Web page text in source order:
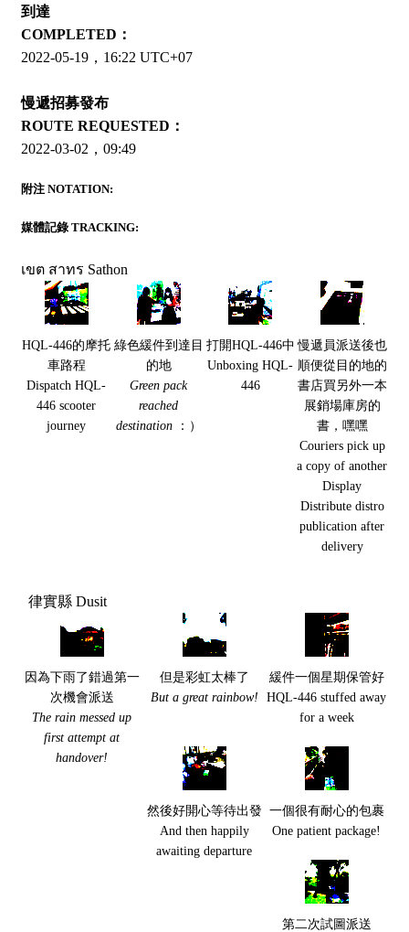
到達
COMPLETED：
2022-05-19，16:22 UTC+07
慢遞招募發布
ROUTE REQUESTED：
2022-03-02，09:49
附注 NOTATION:
媒體記錄 TRACKING:
เขต สาทร Sathon
HQL-446的摩托
車路程
Dispatch HQL-
446 scooter
journey
綠色緩件到達目
的地
Green pack
reached
destination：）
打開HQL-446中
Unboxing HQL-
446
慢遞員派送後也
順便從目的地的
書店買另外一本
展銷場庫房的
書，嘿嘿
Couriers pick up
a copy of another
Display
Distribute distro
publication after
delivery
律實縣 Dusit
因為下雨了錯過第一
次機會派送
The rain messed up
first attempt at
handover!
但是彩虹太棒了
But a great rainbow!
緩件一個星期保管好
HQL-446 stuffed away
for a week
然後好開心等待出發
And then happily
awaiting departure
一個很有耐心的包裹
One patient package!
第二次試圖派送